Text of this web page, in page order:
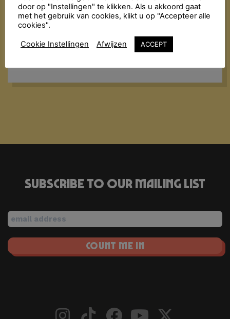
Soundsystem & friends bombarderen de dansvloer
met een molotovcocktail van exotische geluiden:
reggaeton, merengue, cumbia, dancehall, salsa,
bachata, latin hiphop… Alles wordt in de blender
gegooid met een dampende dansvloer als resultaat!
Subscribe to our mailing list
door op "Instellingen" te klikken. Als u akkoord gaat
met het gebruik van cookies, klikt u op "Accepteer alle
cookies".
Cookie Instellingen Afwijzen ACCEPT